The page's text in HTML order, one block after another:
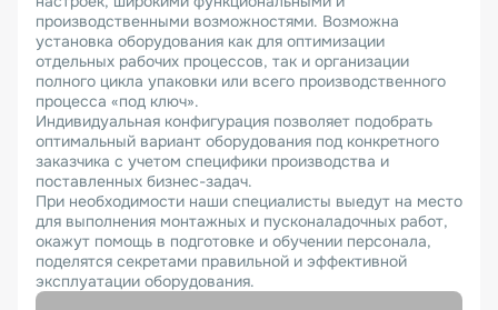
производственными возможностями. Возможна
установка оборудования как для оптимизации
отдельных рабочих процессов, так и организации
полного цикла упаковки или всего производственного
процесса «под ключ».
Индивидуальная конфигурация позволяет подобрать
оптимальный вариант оборудования под конкретного
заказчика с учетом специфики производства и
поставленных бизнес-задач.
При необходимости наши специалисты выедут на место
для выполнения монтажных и пусконаладочных работ,
окажут помощь в подготовке и обучении персонала,
поделятся секретами правильной и эффективной
эксплуатации оборудования.